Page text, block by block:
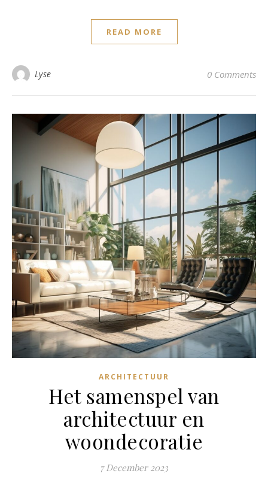
READ MORE
Lyse 0 Comments
ARCHITECTUUR
Het samenspel van
architectuur en
woondecoratie
7 December 2023